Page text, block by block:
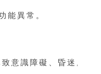
能異常。
意識障礙、昏迷,